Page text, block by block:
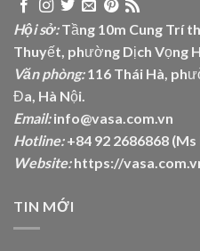
Hội sở:Tầng 10m Cung Trí
Thuyết, phường Dịch Vọng
Văn phòng:116 Thái Hà,
Đa, Hà Nội.
Email:info@vasa.com.vn
Hotline:+84 92 2686868 (Ms
Website: https://
TIN MỚI